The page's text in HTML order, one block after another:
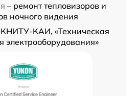
– ремонт тепловизоров и
ночного видения
КНИТУ-КАИ, «Техническая
электрооборудования»